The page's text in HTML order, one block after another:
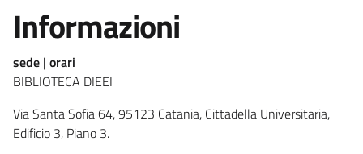
Informazioni
sede | orari
BIBLIOTECA DIEEI
Via Santa Sofia 64, 95123 Catania, Cittadella Universitaria,
Edificio 3, Piano 3.